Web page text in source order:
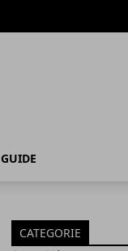
GUIDE
CATEGORIE